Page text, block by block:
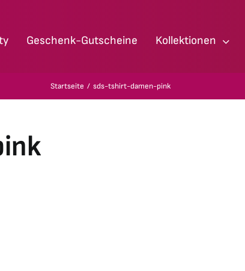
Geschenk-Gutscheine Kollektionen
Startseite sds-tshirt-damen-pink